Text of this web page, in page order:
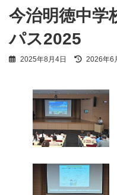
今治明徳中学
パス2025
2025年8月4日
最
新
日
時
:
2026年6